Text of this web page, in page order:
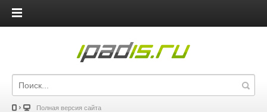
iPadis.ru
Полная версия сайта